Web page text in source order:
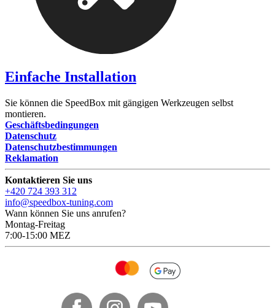
Einfache Installation
Sie können die SpeedBox mit gängigen Werkzeugen selbst
montieren.
Geschäftsbedingungen
Datenschutz
Datenschutzbestimmungen
Reklamation
Kontaktieren Sie uns
+420 724 393 312
info@speedbox-tuning.com
Wann können Sie uns anrufen?
Montag-Freitag
7:00-15:00 MEZ